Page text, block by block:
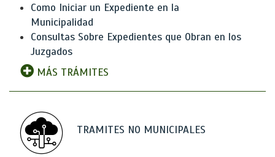
Como Iniciar un Expediente en la
Municipalidad
Consultas Sobre Expedientes que Obran en los
Juzgados
MÁS TRÁMITES
TRAMITES NO MUNICIPALES